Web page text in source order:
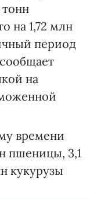
на 1,72 млн
период
на
времени
пшеницы, 3,1
кукурузы